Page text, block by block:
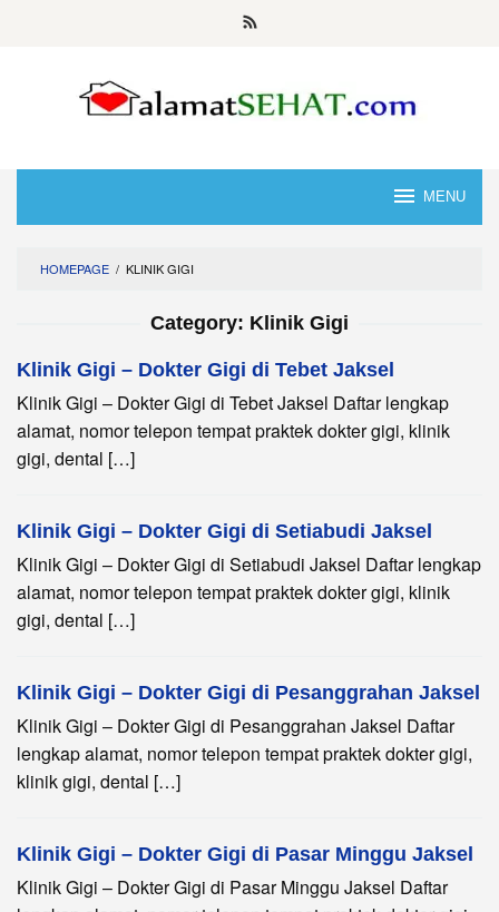
MENU
HOMEPAGE / KLINIK GIGI
Category: Klinik Gigi
Klinik Gigi – Dokter Gigi di Tebet Jaksel
Klinik Gigi – Dokter Gigi di Tebet Jaksel Daftar lengkap
alamat, nomor telepon tempat praktek dokter gigi, klinik
gigi, dental […]
Klinik Gigi – Dokter Gigi di Setiabudi Jaksel
Klinik Gigi – Dokter Gigi di Setiabudi Jaksel Daftar lengkap
alamat, nomor telepon tempat praktek dokter gigi, klinik
gigi, dental […]
Klinik Gigi – Dokter Gigi di Pesanggrahan Jaksel
Klinik Gigi – Dokter Gigi di Pesanggrahan Jaksel Daftar
lengkap alamat, nomor telepon tempat praktek dokter gigi,
klinik gigi, dental […]
Klinik Gigi – Dokter Gigi di Pasar Minggu Jaksel
Klinik Gigi – Dokter Gigi di Pasar Minggu Jaksel Daftar